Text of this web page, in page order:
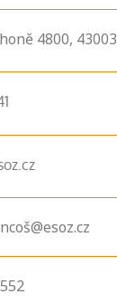
4800, 43003